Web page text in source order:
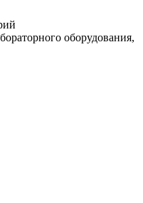
оборудования,